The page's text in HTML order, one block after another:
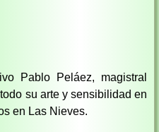
Pablo Peláez, magistral
su arte y sensibilidad en
en Las Nieves.